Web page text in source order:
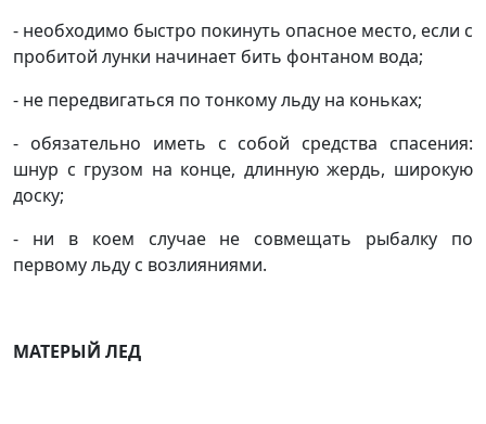
- необходимо быстро покинуть опасное место, если с
пробитой лунки начинает бить фонтаном вода;
- не передвигаться по тонкому льду на коньках;
- обязательно иметь с собой средства спасения:
шнур с грузом на конце, длинную жердь, широкую
доску;
- ни в коем случае не совмещать рыбалку по
первому льду с возлияниями.
МАТЕРЫЙ ЛЕД